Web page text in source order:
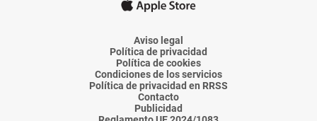
Voz
Almería
Voz
Almería
Voz
Almería
Voz
Almería
Voz
Aviso legal
Política de privacidad
Política de cookies
Condiciones de los servicios
Política de privacidad en RRSS
Contacto
Publicidad